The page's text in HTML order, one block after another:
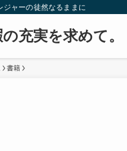
ジャーの徒然なるままに
充実を求めて。
書籍